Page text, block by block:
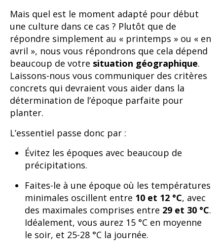
Mais quel est le moment adapté pour début
une culture dans ce cas ? Plutôt que de
répondre simplement au « printemps » ou « en
avril », nous vous répondrons que cela dépend
beaucoup de votre situation géographique.
Laissons-nous vous communiquer des critères
concrets qui devraient vous aider dans la
détermination de l’époque parfaite pour
planter.
L’essentiel passe donc par :
Évitez les époques avec beaucoup de
précipitations.
Faites-le à une époque où les températures
minimales oscillent entre 10 et 12 °C, avec
des maximales comprises entre 29 et 30 °C.
Idéalement, vous aurez 15 °C en moyenne
le soir, et 25-28 °C la journée.